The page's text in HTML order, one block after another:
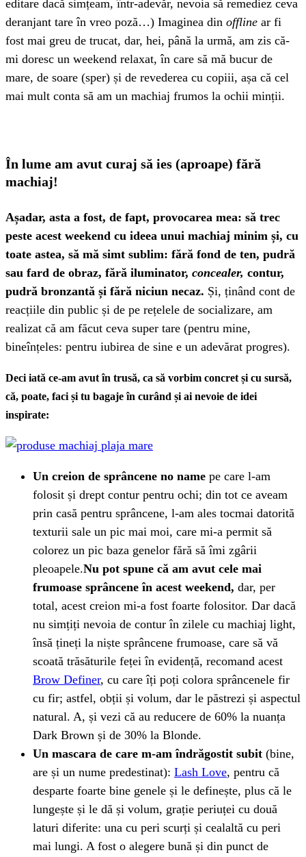
editare dacă simțeam, într-adevăr, nevoia să remediez ceva
deranjant tare în vreo poză…) Imaginea din offline ar fi
fost mai greu de trucat, dar, hei, până la urmă, am zis că-
mi doresc un weekend relaxat, în care să mă bucur de
mare, de soare (sper) și de revederea cu copiii, așa că cel
mai mult conta să am un machiaj frumos la ochii minții.
În lume am avut curaj să ies (aproape) fără
machiaj!
Așadar, asta a fost, de fapt, provocarea mea: să trec
peste acest weekend cu ideea unui machiaj minim și, cu
toate astea, să mă simt sublim: fără fond de ten, pudră
sau fard de obraz, fără iluminator, concealer, contur,
pudră bronzantă și fără niciun necaz. Și, ținând cont de
reacțiile din public și de pe rețelele de socializare, am
realizat că am făcut ceva super tare (pentru mine,
bineînțeles: pentru iubirea de sine e un adevărat progres).
Deci iată ce-am avut în trusă, ca să vorbim concret și cu sursă,
că, poate, faci și tu bagaje în curând și ai nevoie de idei
inspirate:
Un creion de sprâncene no name pe care l-am
folosit și drept contur pentru ochi; din tot ce aveam
prin casă pentru sprâncene, l-am ales tocmai datorită
texturii sale un pic mai moi, care mi-a permit să
colorez un pic baza genelor fără să îmi zgârii
pleoapele.Nu pot spune că am avut cele mai
frumoase sprâncene în acest weekend, dar, per
total, acest creion mi-a fost foarte folositor. Dar dacă
nu simțiți nevoia de contur în zilele cu machiaj light,
însă țineți la niște sprâncene frumoase, care să vă
scoată trăsăturile feței în evidență, recomand acest
Brow Definer, cu care îți poți colora sprâncenele fir
cu fir; astfel, obții și volum, dar le păstrezi și aspectul
natural. A, și vezi că au reducere de 60% la nuanța
Dark Brown și de 30% la Blonde.
Un mascara de care m-am îndrăgostit subit (bine,
are și un nume predestinat): Lash Love, pentru că
desparte foarte bine genele și le definește, plus că le
lungește și le dă și volum, grație periuței cu două
laturi diferite: una cu peri scurți și cealaltă cu peri
mai lungi. A fost o alegere bună și din punct de